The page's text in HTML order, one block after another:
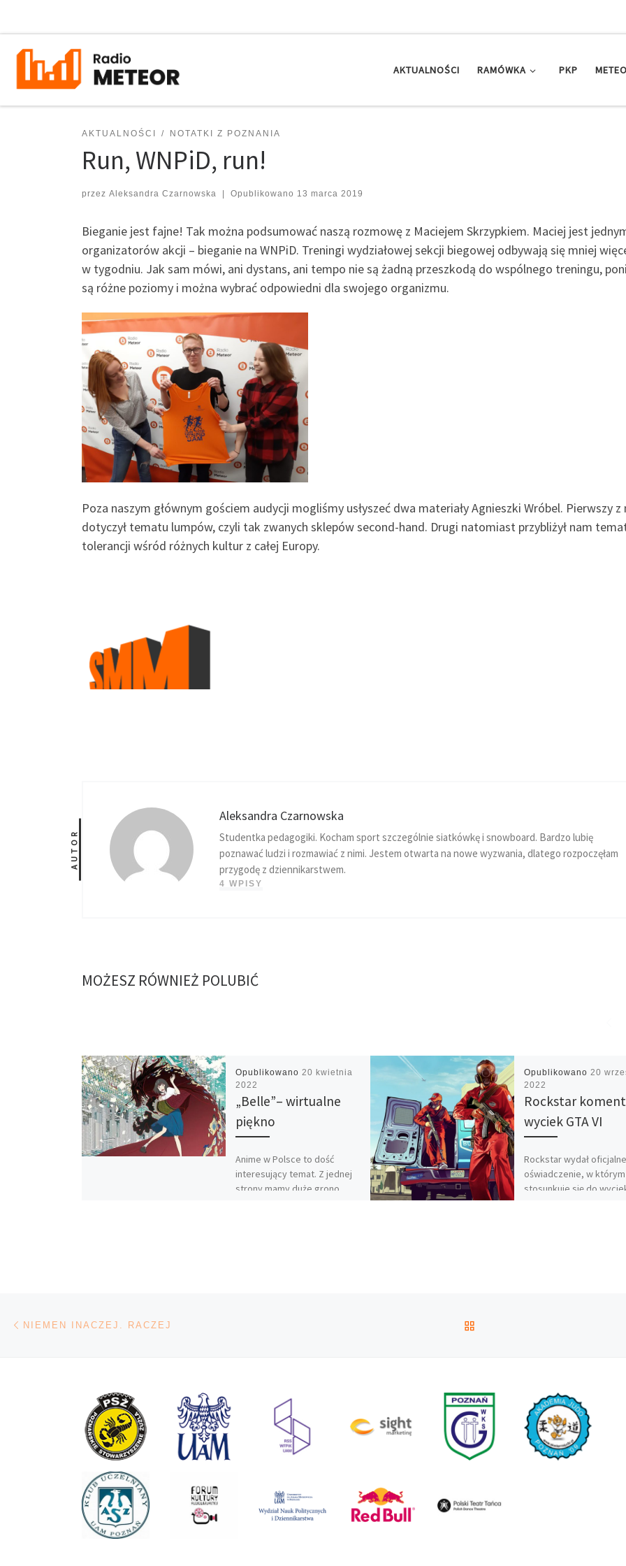
AKTUALNOŚCI RAMÓWKA PKP
AKTUALNOŚCI NOTATKI Z POZNANIA
Run, WNPiD, run!
przez Aleksandra Czarnowska | Opublikowano 13 marca 2019
Bieganie jest fajne! Tak można podsumować naszą rozmowę z Maciejem Skrzypkiem. Maciej jest
organizatorów akcji – bieganie na WNPiD. Treningi wydziałowej sekcji biegowej odbywają się mniej
w tygodniu. Jak sam mówi, ani dystans, ani tempo nie są żadną przeszkodą do wspólnego treningu,
są różne poziomy i można wybrać odpowiedni dla swojego organizmu.
Poza naszym głównym gościem audycji mogliśmy usłyszeć dwa materiały Agnieszki Wróbel. Pierwszy z
dotyczył tematu lumpów, czyli tak zwanych sklepów second-hand. Drugi natomiast przybliżył nam
tolerancji wśród różnych kultur z całej Europy.
AUTOR
Aleksandra Czarnowska
Studentka pedagogiki. Kocham sport szczególnie siatkówkę i snowboard. Bardzo lubię
poznawać ludzi i rozmawiać z nimi. Jestem otwarta na nowe wyzwania, dlatego rozpoczęłam
przygodę z dziennikarstwem.
4 WPISY
MOŻESZ RÓWNIEŻ POLUBIĆ
Opublikowano 20 kwietnia
2022
„Belle”– wirtualne
piękno
Anime w Polsce to dość
interesujący temat. Z jednej
strony mamy duże grono
Opublikowano 20
2022
Rockstar
wyciek GTA VI
Rockstar wydał oficjalne
oświadczenie, w którym
stosunkuje się do
Nawigacja wpisu
NIEMEN INACZEJ. RACZEJ